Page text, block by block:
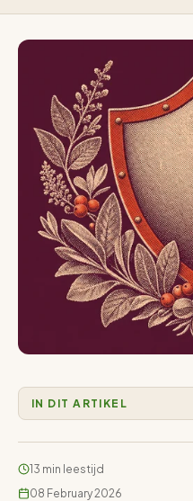
IN DIT ARTIKEL
13 min leestijd
08 February 2026